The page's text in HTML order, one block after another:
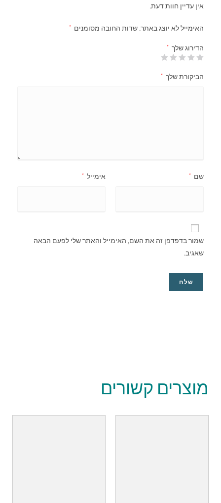
חוות דעת.
לא יוצג באתר. שדות החובה מסומנים *
שלך *
שלך *
בדפדפן זה את השם, האימייל והאתר שלי לפעם הבאה
קשורים